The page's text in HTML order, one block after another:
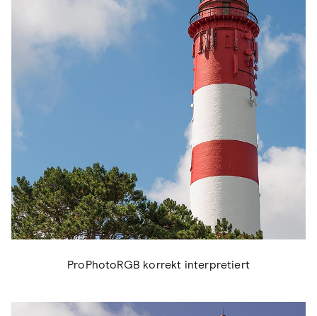
ProPhotoRGB korrekt interpretiert